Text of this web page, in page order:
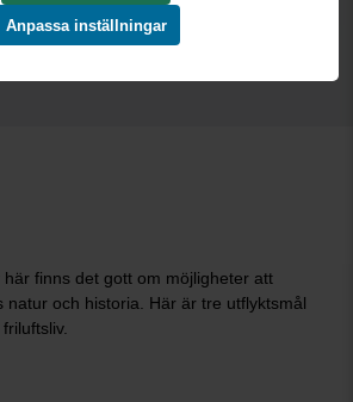
finns det gott om möjligheter att
natur och historia. Här är tre utflyktsmål
Anpassa inställningar